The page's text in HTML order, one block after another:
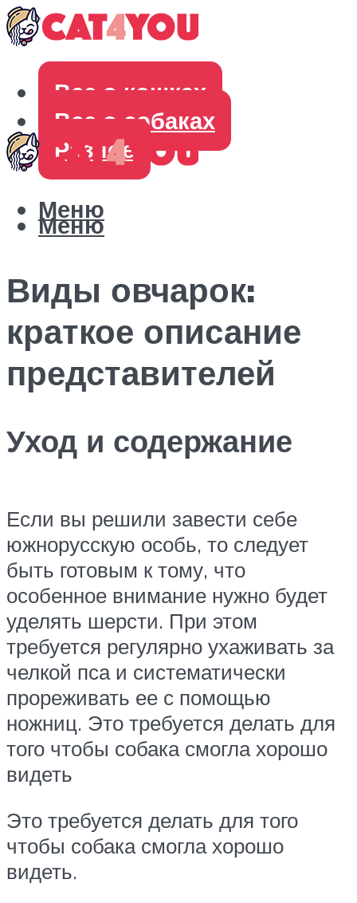
Все о кошках
Все о собаках
Разное
Меню
Меню
Виды овчарок:
краткое описание
представителей
Уход и содержание
Если вы решили завести себе
южнорусскую особь, то следует
быть готовым к тому, что
особенное внимание нужно будет
уделять шерсти. При этом
требуется регулярно ухаживать за
челкой пса и систематически
прореживать ее с помощью
ножниц. Это требуется делать для
того чтобы собака смогла хорошо
видеть
Это требуется делать для того
чтобы собака смогла хорошо
видеть.